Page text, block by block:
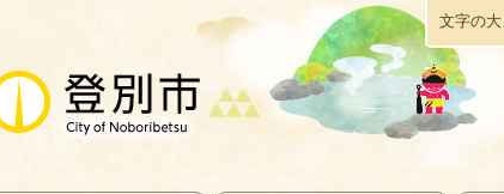
本
文
へ
移
動
文字の大